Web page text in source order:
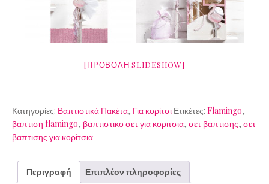
[ΠΡΟΒΟΛΉ SLIDESHOW]
Κατηγορίες: Βαπτιστικά Πακέτα, Για κορίτσι Ετικέτες: Flamingo,
βαπτιση flamingo, βαπτιστικο σετ για κοριτσια, σετ βαπτισης, σετ
βαπτισης για κορίτσια
Περιγραφή Επιπλέον πληροφορίες